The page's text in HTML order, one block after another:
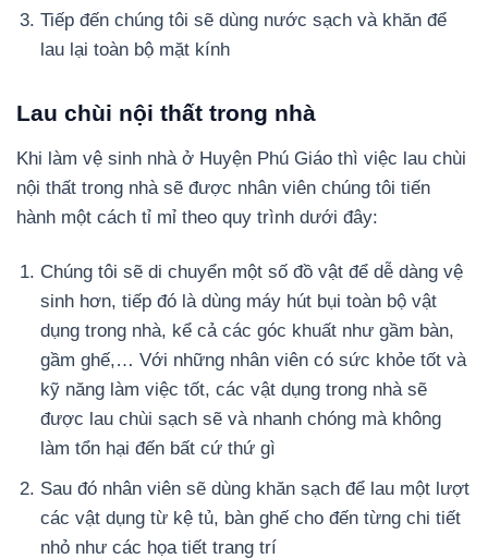
Tiếp đến chúng tôi sẽ dùng nước sạch và khăn để
lau lại toàn bộ mặt kính
Lau chùi nội thất trong nhà
Khi làm vệ sinh nhà ở Huyện Phú Giáo thì việc lau chùi
nội thất trong nhà sẽ được nhân viên chúng tôi tiến
hành một cách tỉ mỉ theo quy trình dưới đây:
Chúng tôi sẽ di chuyển một số đồ vật để dễ dàng vệ
sinh hơn, tiếp đó là dùng máy hút bụi toàn bộ vật
dụng trong nhà, kể cả các góc khuất như gầm bàn,
gầm ghế,… Với những nhân viên có sức khỏe tốt và
kỹ năng làm việc tốt, các vật dụng trong nhà sẽ
được lau chùi sạch sẽ và nhanh chóng mà không
làm tổn hại đến bất cứ thứ gì
Sau đó nhân viên sẽ dùng khăn sạch để lau một lượt
các vật dụng từ kệ tủ, bàn ghế cho đến từng chi tiết
nhỏ như các họa tiết trang trí